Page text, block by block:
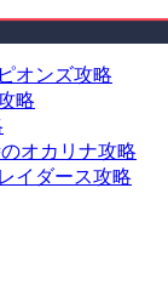
オンズ攻略
略
オカリナ攻略
イダース攻略